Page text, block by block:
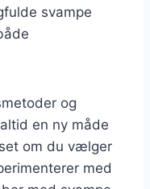
svampe
og
en ny måde
om du vælger
med